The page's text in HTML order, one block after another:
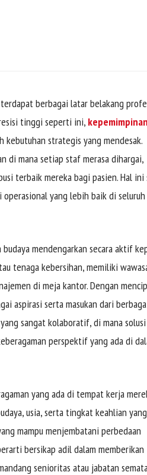
berbagai latar belakang
tinggi seperti ini, kepemimpinan
kebutuhan strategis yang mendesak.
di mana setiap staf merasa dihargai,
terbaik mereka bagi pasien. Hal ini
yang lebih baik di
mendengarkan secara aktif
tenaga kebersihan, memiliki
di meja kantor. Dengan
aspirasi serta masukan dari
sangat kolaboratif, di mana
perspektif yang ada di
yang ada di tempat kerja
usia, serta tingkat keahlian yang
mampu menjembatani perbedaan
bersikap adil dalam memberikan
senioritas atau jabatan